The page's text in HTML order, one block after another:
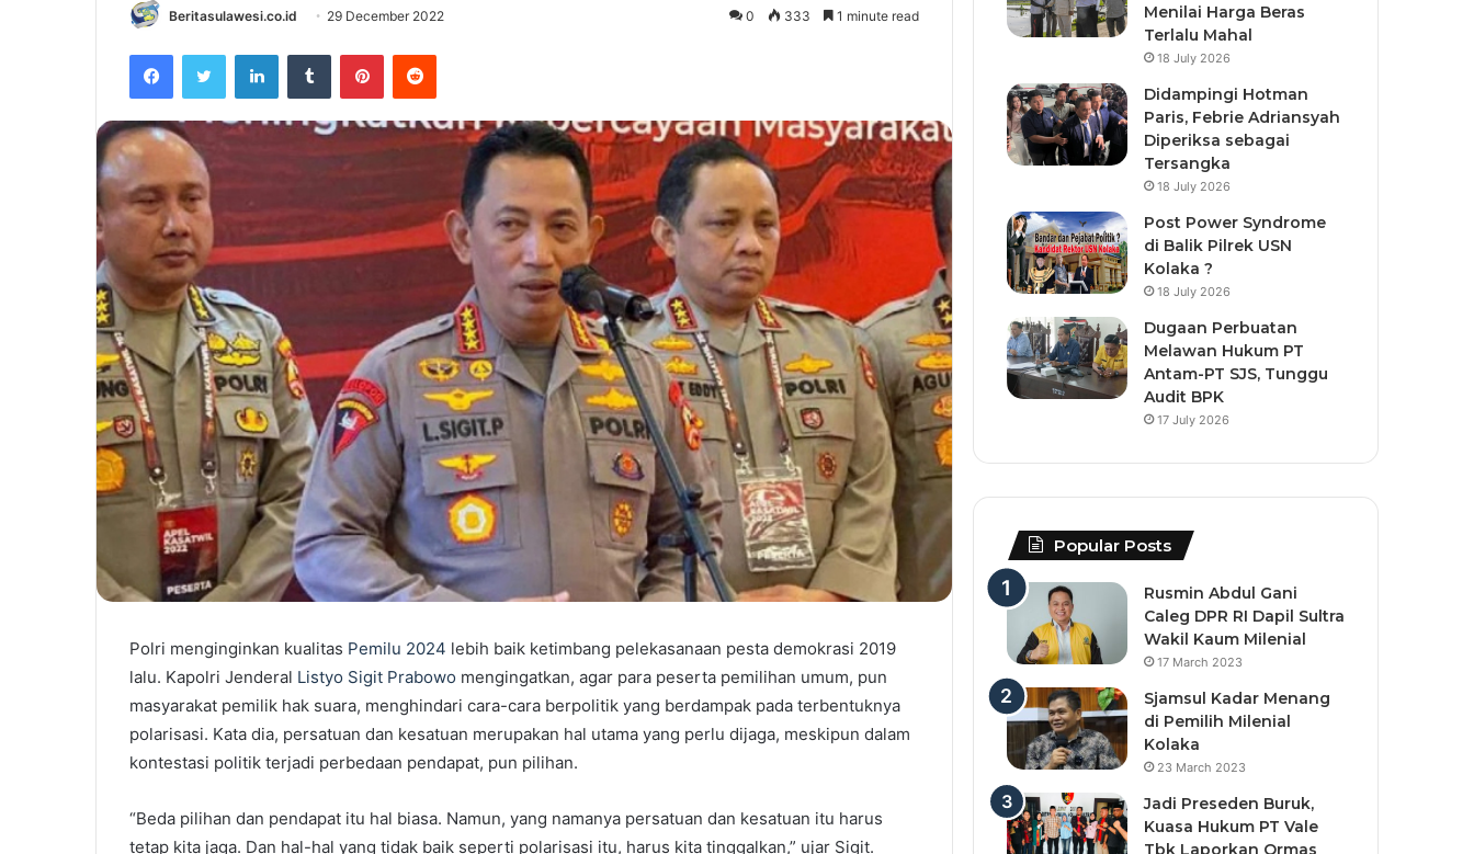
Beritasulawesi.co.id 29 December 2022 0 333 1 minute read
Polri menginginkan kualitas Pemilu 2024 lebih baik ketimbang pelekasanaan pesta demokrasi 2019
lalu. Kapolri Jenderal Listyo Sigit Prabowo mengingatkan, agar para peserta pemilihan umum, pun
masyarakat pemilik hak suara, menghindari cara-cara berpolitik yang berdampak pada terbentuknya
polarisasi. Kata dia, persatuan dan kesatuan merupakan hal utama yang perlu dijaga, meskipun dalam
kontestasi politik terjadi perbedaan pendapat, pun pilihan.
“Beda pilihan dan pendapat itu hal biasa. Namun, yang namanya persatuan dan kesatuan itu harus
tetap kita jaga. Dan hal-hal yang tidak baik seperti polarisasi itu, harus kita tinggalkan,” ujar Sigit.
Menilai Harga Beras
Terlalu Mahal
18 July 2026
Didampingi Hotman
Paris, Febrie Adriansyah
Diperiksa sebagai
Tersangka
18 July 2026
Post Power Syndrome
di Balik Pilrek USN
Kolaka ?
18 July 2026
Dugaan Perbuatan
Melawan Hukum PT
Antam-PT SJS, Tunggu
Audit BPK
17 July 2026
Popular Posts
Rusmin Abdul Gani
Caleg DPR RI Dapil Sultra
Wakil Kaum Milenial
17 March 2023
Sjamsul Kadar Menang
di Pemilih Milenial
Kolaka
23 March 2023
Jadi Preseden Buruk,
Kuasa Hukum PT Vale
Tbk Laporkan Ormas